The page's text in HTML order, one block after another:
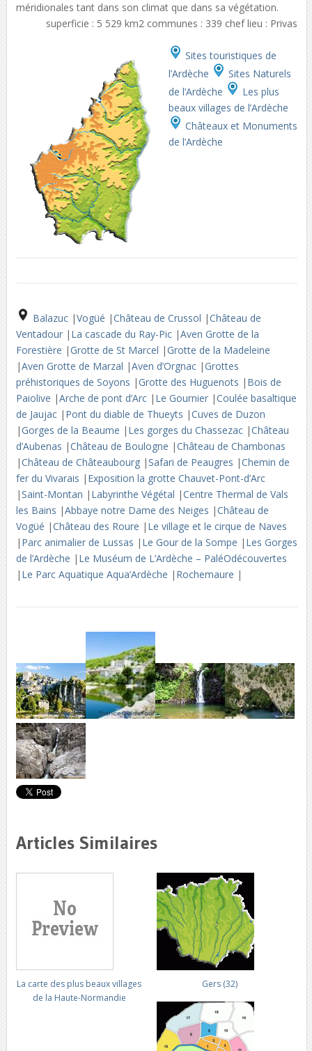
méridionales tant dans son climat que dans sa végétation.
superficie : 5 529 km2 communes : 339 chef lieu : Privas
Sites touristiques de
l’Ardèche
Sites Naturels
de l’Ardèche
Les plus
beaux villages de l’Ardèche
Châteaux et Monuments
de l’Ardèche
Balazuc |Vogüé |Château de Crussol |Château de
Ventadour | La cascade du Ray-Pic |Aven Grotte de la
Forestière |Grotte de St Marcel |Grotte de la Madeleine
|Aven Grotte de Marzal |Aven d’Orgnac |Grottes
préhistoriques de Soyons |Grotte des Huguenots | Bois de
Paiolive |Arche de pont d’Arc | Le Gournier |Coulée basaltique
de Jaujac | Pont du diable de Thueyts |Cuves de Duzon
|Gorges de la Beaume | Les gorges du Chassezac |Château
d’Aubenas |Château de Boulogne |Château de Chambonas
|Château de Châteaubourg |Safari de Peaugres |Chemin de
fer du Vivarais | Exposition la grotte Chauvet-Pont-d’Arc
|Saint-Montan | Labyrinthe Végétal |Centre Thermal de Vals
les Bains |Abbaye notre Dame des Neiges |Château de
Vogüé |Château des Roure | Le village et le cirque de Naves
| Parc animalier de Lussas | Le Gour de la Sompe | Les Gorges
de l’Ardèche | Le Muséum de L’Ardèche – PaléOdécouvertes
| Le Parc Aquatique Aqua’Ardèche | Rochemaure |
Articles Similaires
La carte des plus beaux villages
de la Haute-Normandie
Gers (32)